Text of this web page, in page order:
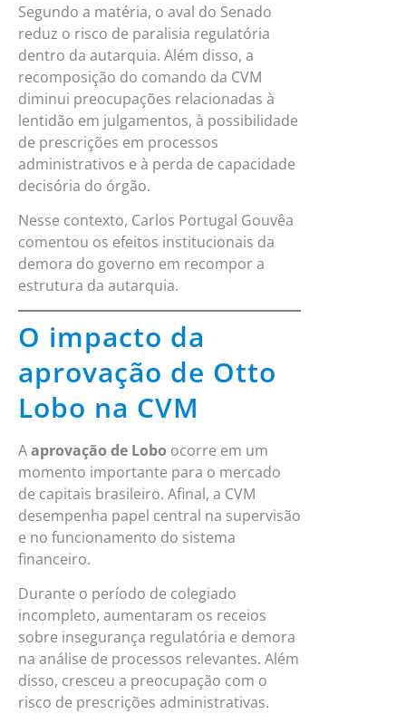
Segundo a matéria, o aval do Senado
reduz o risco de paralisia regulatória
dentro da autarquia. Além disso, a
recomposição do comando da CVM
diminui preocupações relacionadas à
lentidão em julgamentos, à possibilidade
de prescrições em processos
administrativos e à perda de capacidade
decisória do órgão.
Nesse contexto, Carlos Portugal Gouvêa
comentou os efeitos institucionais da
demora do governo em recompor a
estrutura da autarquia.
O impacto da
aprovação de Otto
Lobo na CVM
Aaprovação de Lobo ocorre em um
momento importante para o mercado
de capitais brasileiro. Afinal, a CVM
desempenha papel central na supervisão
e no funcionamento do sistema
financeiro.
Durante o período de colegiado
incompleto, aumentaram os receios
sobre insegurança regulatória e demora
na análise de processos relevantes. Além
disso, cresceu a preocupação com o
risco de prescrições administrativas.